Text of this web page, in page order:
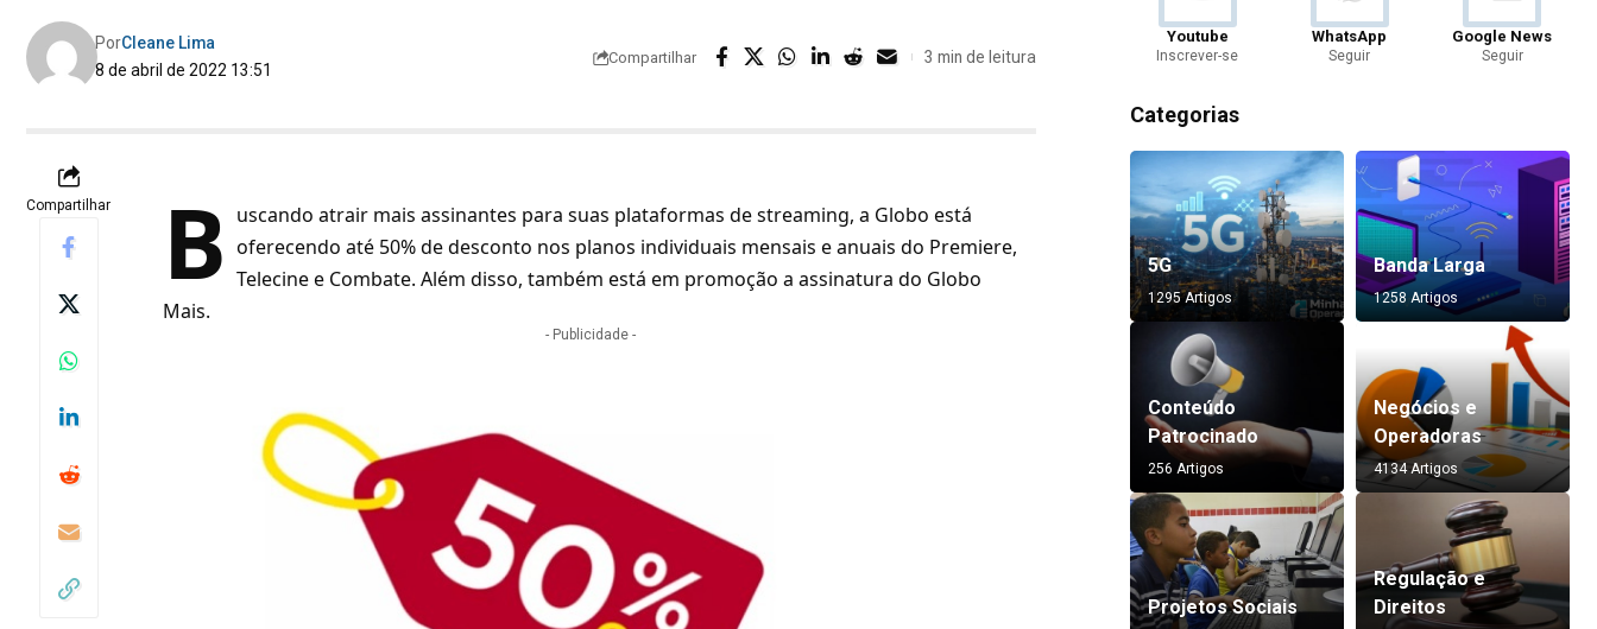
8 de abril de 2022 13:51
PorCleane Lima
Compartilhar 3 min de leitura
Compartilhar B uscando atrair mais assinantes para suas plataformas de streaming, a Globo está
oferecendo até 50% de desconto nos planos individuais mensais e anuais do Premiere,
Telecine e Combate. Além disso, também está em promoção a assinatura do Globo
Mais.
- Publicidade -
Youtube
Inscrever-se
WhatsApp
Seguir
Google News
Seguir
Categorias
5G
1295 Artigos
Banda Larga
1258 Artigos
Conteúdo
Patrocinado
256 Artigos
Negócios e
Operadoras
4134 Artigos
Projetos Sociais
Regulação e
Direitos